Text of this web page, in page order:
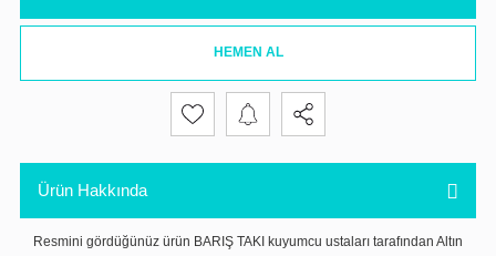
HEMEN AL
Ürün Hakkında
Resmini gördüğünüz ürün BARIŞ TAKI kuyumcu ustaları tarafından Altın